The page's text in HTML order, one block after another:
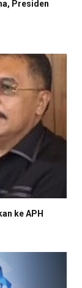
Presiden
ke APH